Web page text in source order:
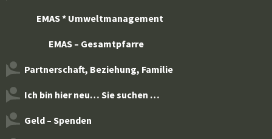
EMAS * Umweltmanagement
EMAS – Gesamtpfarre
Partnerschaft, Beziehung, Familie
Ich bin hier neu… Sie suchen …
Geld – Spenden